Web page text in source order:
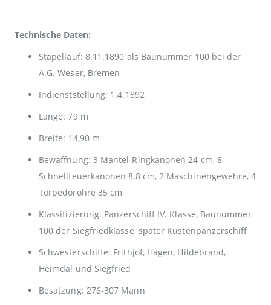
Technische Daten:
Stapellauf: 8.11.1890 als Baunummer 100 bei der
A.G. Weser, Bremen
Indienststellung: 1.4.1892
Länge: 79 m
Breite: 14,90 m
Bewaffnung: 3 Mantel-Ringkanonen 24 cm, 8
Schnellfeuerkanonen 8,8 cm, 2 Maschinengewehre, 4
Torpedorohre 35 cm
Klassifizierung: Panzerschiff IV. Klasse, Baunummer
100 der Siegfriedklasse, später Küstenpanzerschiff
Schwesterschiffe: Frithjof, Hagen, Hildebrand,
Heimdal und Siegfried
Besatzung: 276-307 Mann